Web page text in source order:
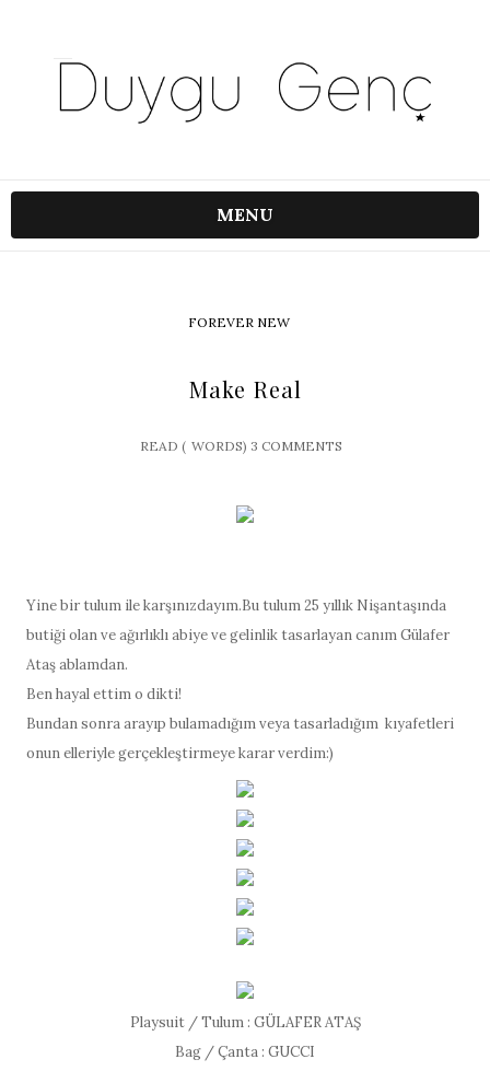
MENU
FOREVER NEW
Make Real
READ ( WORDS) 3 COMMENTS
Yine bir tulum ile karşınızdayım.Bu tulum 25 yıllık Nişantaşında
butiği olan ve ağırlıklı abiye ve gelinlik tasarlayan canım Gülafer
Ataş ablamdan.
Ben hayal ettim o dikti!
Bundan sonra arayıp bulamadığım veya tasarladığım kıyafetleri
onun elleriyle gerçekleştirmeye karar verdim:)
Playsuit / Tulum : GÜLAFER ATAŞ
Bag / Çanta : GUCCI